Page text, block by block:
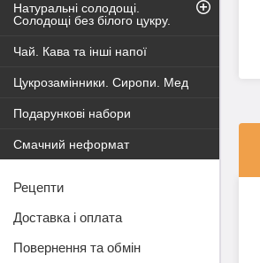
Натуральні солодощі.
Солодощі без білого цукру.
Чай. Кава та інші напої
Цукрозамінники. Сиропи. Мед
Подарункові набори
Смачний неформат
Рецепти
Доставка і оплата
Повернення та обмін